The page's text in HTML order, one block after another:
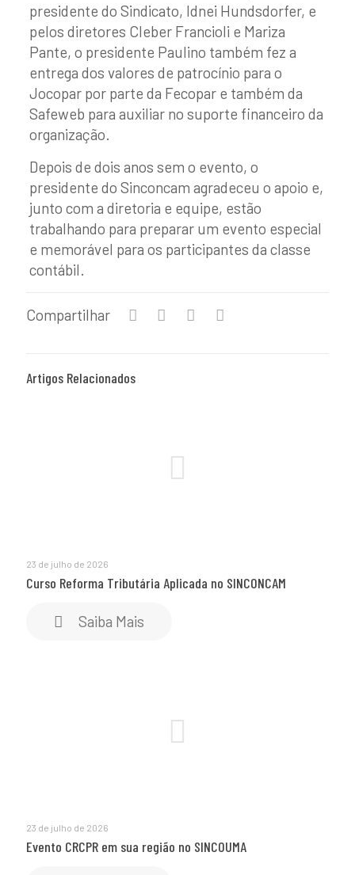
presidente do Sindicato, Idnei Hundsdorfer, e
pelos diretores Cleber Francioli e Mariza
Pante, o presidente Paulino também fez a
entrega dos valores de patrocínio para o
Jocopar por parte da Fecopar e também da
Safeweb para auxiliar no suporte financeiro da
organização.
Depois de dois anos sem o evento, o
presidente do Sinconcam agradeceu o apoio e,
junto com a diretoria e equipe, estão
trabalhando para preparar um evento especial
e memorável para os participantes da classe
contábil.
Compartilhar
Artigos Relacionados
23 de julho de 2026
Curso Reforma Tributária Aplicada no SINCONCAM
Saiba Mais
23 de julho de 2026
Evento CRCPR em sua região no SINCOUMA